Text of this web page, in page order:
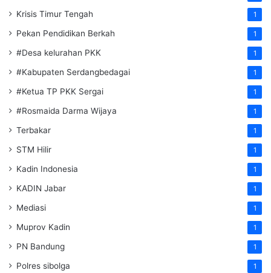
Krisis Timur Tengah 1
Pekan Pendidikan Berkah 1
#Desa kelurahan PKK 1
#Kabupaten Serdangbedagai 1
#Ketua TP PKK Sergai 1
#Rosmaida Darma Wijaya 1
Terbakar 1
STM Hilir 1
Kadin Indonesia 1
KADIN Jabar 1
Mediasi 1
Muprov Kadin 1
PN Bandung 1
Polres sibolga 1